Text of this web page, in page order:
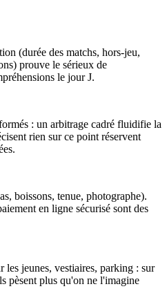
(durée des matchs, hors-jeu,
prouve le sérieux de
le jour J.
: un arbitrage cadré fluidifie la
rien sur ce point réservent
boissons, tenue, photographe).
en ligne sécurisé sont des
jeunes, vestiaires, parking : sur
pèsent plus qu'on ne l'imagine